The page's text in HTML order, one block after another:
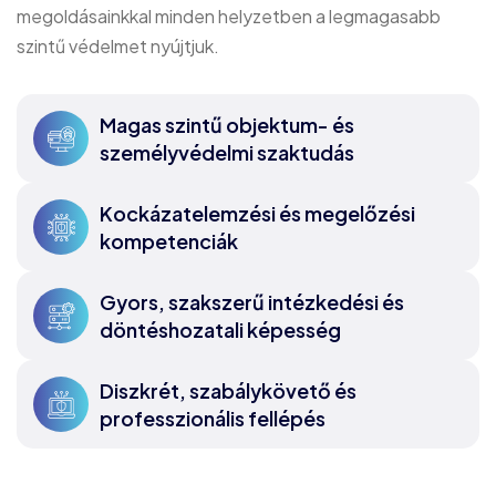
megoldásainkkal minden helyzetben a legmagasabb
szintű védelmet nyújtjuk.
Magas szintű objektum- és
személyvédelmi szaktudás
Kockázatelemzési és megelőzési
kompetenciák
Gyors, szakszerű intézkedési és
döntéshozatali képesség
Diszkrét, szabálykövető és
professzionális fellépés